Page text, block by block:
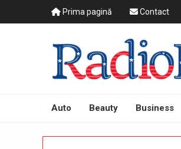
Prima pagină Contact
Auto Beauty Business